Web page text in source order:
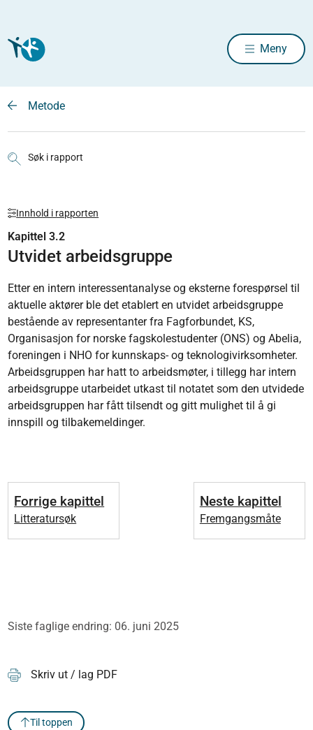
Meny
Metode
Søk i rapport
Innhold i rapporten
Kapittel 3.2
Utvidet arbeidsgruppe
Etter en intern interessentanalyse og eksterne forespørsel til
aktuelle aktører ble det etablert en utvidet arbeidsgruppe
bestående av representanter fra Fagforbundet, KS,
Organisasjon for norske fagskolestudenter (ONS) og Abelia,
foreningen i NHO for kunnskaps- og teknologivirksomheter.
Arbeidsgruppen har hatt to arbeidsmøter, i tillegg har intern
arbeidsgruppe utarbeidet utkast til notatet som den utvidede
arbeidsgruppen har fått tilsendt og gitt mulighet til å gi
innspill og tilbakemeldinger.
Forrige kapittel
Litteratursøk
Neste kapittel
Fremgangsmåte
Siste faglige endring: 06. juni 2025
Skriv ut / lag PDF
Til toppen